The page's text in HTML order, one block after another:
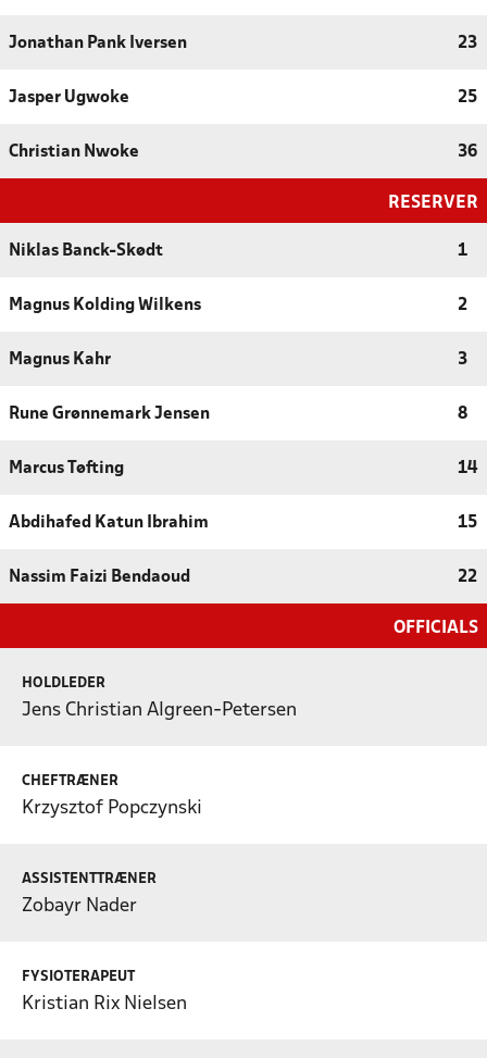
Jonathan Pank Iversen 23
Jasper Ugwoke 25
Christian Nwoke 36
RESERVER
Niklas Banck-Skødt 1
Magnus Kolding Wilkens 2
Magnus Kahr 3
Rune Grønnemark Jensen 8
Marcus Tøfting 14
Abdihafed Katun Ibrahim 15
Nassim Faizi Bendaoud 22
OFFICIALS
HOLDLEDER
Jens Christian Algreen-Petersen
CHEFTRÆNER
Krzysztof Popczynski
ASSISTENTTRÆNER
Zobayr Nader
FYSIOTERAPEUT
Kristian Rix Nielsen